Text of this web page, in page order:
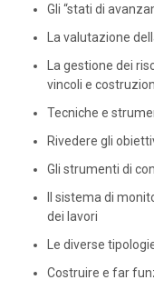
Gli “stati di
La valutazione
La gestione dei
vincoli e
Tecniche e
Rivedere gli
Gli strumenti di
Il sistema di
dei lavori
Le diverse
Costruire e far